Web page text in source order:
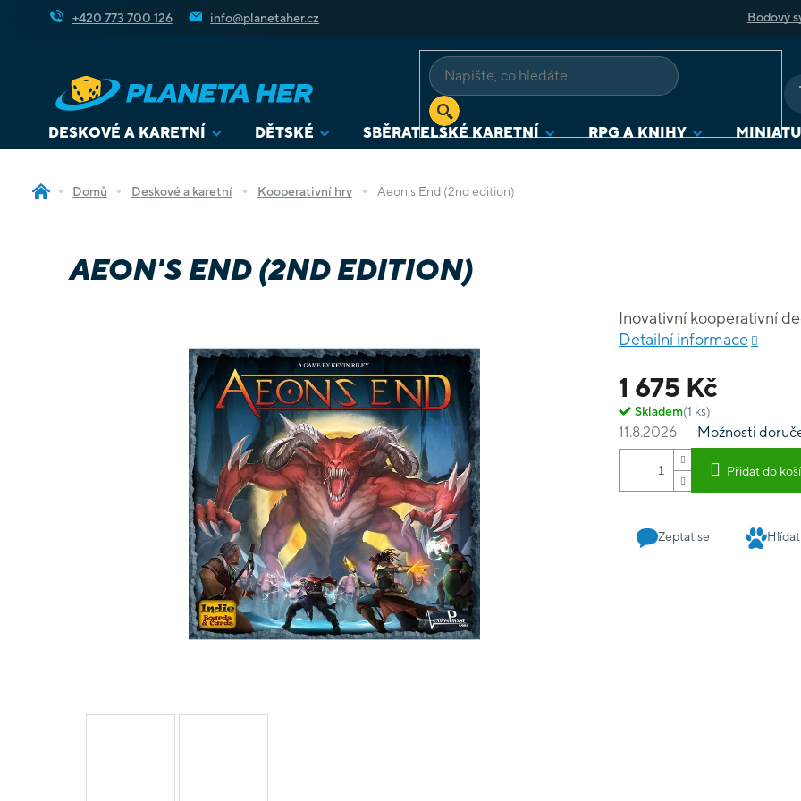
+420 773 700 126 info@planetaher.cz Bodový
DESKOVÉ A KARETNÍ DĚTSKÉ SBĚRATELSKÉ KARETNÍ RPG A KNIHY
Domů Deskové a karetní Kooperativní hry Aeon's End (2nd edition)
AEON'S END (2ND EDITION)
1 675 Kč
Skladem(1 ks)
11.8.2026 Možnosti
Přidat do
Inovativní kooperativní
Detailní informace
Zeptat se Hlídat